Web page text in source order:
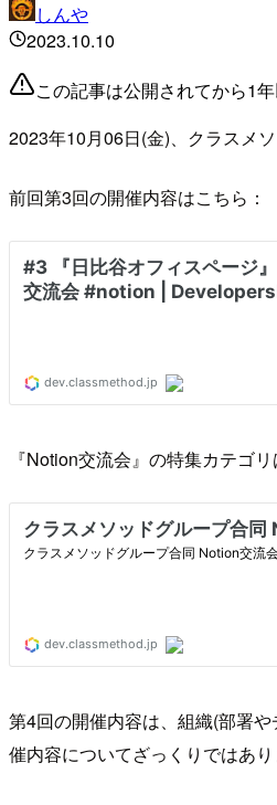
しんや
2023.10.10
この記事は公開されてから1
2023年10月06日(金)、クラスメ
前回第3回の開催内容はこちら：
『Notion交流会』の特集カテゴリ
第4回の開催内容は、組織(部署
催内容についてざっくりではあ